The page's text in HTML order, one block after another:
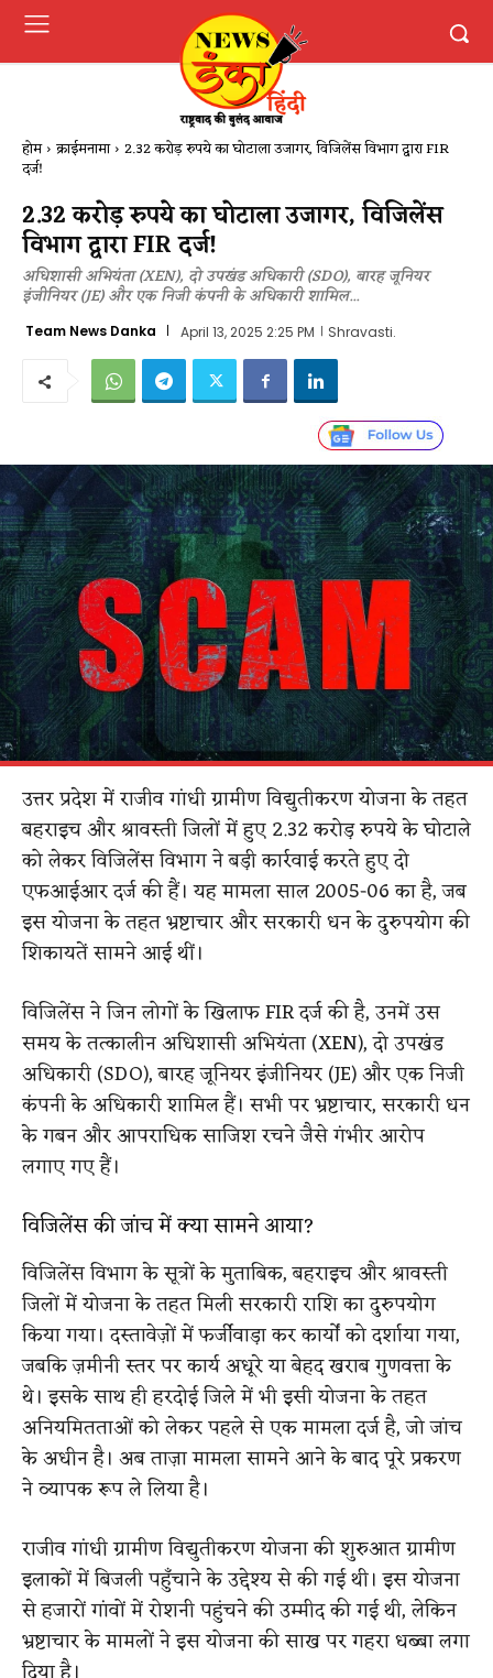
होम क्राईमनामा 2.32 करोड़ रुपये का घोटाला उजागर, विजिलेंस विभाग द्वारा FIR
दर्ज!
2.32 करोड़ रुपये का घोटाला उजागर, विजिलेंस
विभाग द्वारा FIR दर्ज!
अधिशासी अभियंता (XEN), दो उपखंड अधिकारी (SDO), बारह जूनियर
इंजीनियर (JE) और एक निजी कंपनी के अधिकारी शामिल...
Team News Danka April 13, 2025 2:25 PM Shravasti.
उत्तर प्रदेश में राजीव गांधी ग्रामीण विद्युतीकरण योजना के तहत
बहराइच और श्रावस्ती जिलों में हुए 2.32 करोड़ रुपये के घोटाले
को लेकर विजिलेंस विभाग ने बड़ी कार्रवाई करते हुए दो
एफआईआर दर्ज की हैं। यह मामला साल 2005-06 का है, जब
इस योजना के तहत भ्रष्टाचार और सरकारी धन के दुरुपयोग की
शिकायतें सामने आई थीं।
विजिलेंस ने जिन लोगों के खिलाफ FIR दर्ज की है, उनमें उस
समय के तत्कालीन अधिशासी अभियंता (XEN), दो उपखंड
अधिकारी (SDO), बारह जूनियर इंजीनियर (JE) और एक निजी
कंपनी के अधिकारी शामिल हैं। सभी पर भ्रष्टाचार, सरकारी धन
के गबन और आपराधिक साजिश रचने जैसे गंभीर आरोप
लगाए गए हैं।
विजिलेंस की जांच में क्या सामने आया?
विजिलेंस विभाग के सूत्रों के मुताबिक, बहराइच और श्रावस्ती
जिलों में योजना के तहत मिली सरकारी राशि का दुरुपयोग
किया गया। दस्तावेज़ों में फर्जीवाड़ा कर कार्यों को दर्शाया गया,
जबकि ज़मीनी स्तर पर कार्य अधूरे या बेहद खराब गुणवत्ता के
थे। इसके साथ ही हरदोई जिले में भी इसी योजना के तहत
अनियमितताओं को लेकर पहले से एक मामला दर्ज है, जो जांच
के अधीन है। अब ताज़ा मामला सामने आने के बाद पूरे प्रकरण
ने व्यापक रूप ले लिया है।
राजीव गांधी ग्रामीण विद्युतीकरण योजना की शुरुआत ग्रामीण
इलाकों में बिजली पहुँचाने के उद्देश्य से की गई थी। इस योजना
से हजारों गांवों में रोशनी पहुंचने की उम्मीद की गई थी, लेकिन
भ्रष्टाचार के मामलों ने इस योजना की साख पर गहरा धब्बा लगा